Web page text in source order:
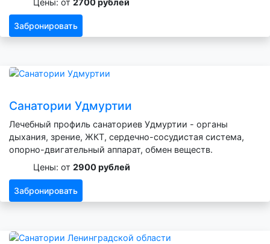
Цены: от 2700 рублей
Забронировать
Санатории Удмуртии
Лечебный профиль санаториев Удмуртии - органы
дыхания, зрение, ЖКТ, сердечно-сосудистая система,
опорно-двигательный аппарат, обмен веществ.
Цены: от 2900 рублей
Забронировать